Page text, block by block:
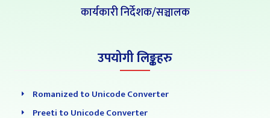
कार्यकारी निर्देशक/सञ्चालक
उपयोगी लिङ्कहरु
Romanized to Unicode Converter
Preeti to Unicode Converter